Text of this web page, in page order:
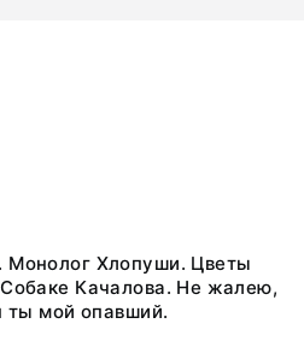
Монолог Хлопуши. Цветы
Качалова. Не жалею,
ты мой опавший.